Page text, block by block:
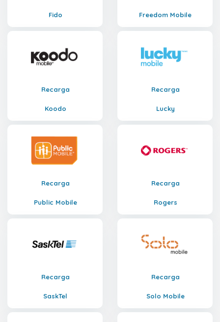
Fido Freedom Mobile
Recarga
Koodo
Recarga
Lucky
Recarga
Public Mobile
Recarga
Rogers
Recarga
SaskTel
Recarga
Solo Mobile